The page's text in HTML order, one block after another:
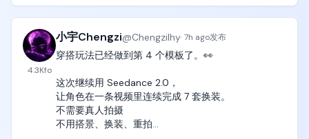
4.3Kfo
小宇Chengzi@Chengzilhy·7h ago发布
穿搭玩法已经做到第 4 个模板了。👀
这次继续用 Seedance 2.0，
让角色在一条视频里连续完成 7 套换装。
不需要真人拍摄
不用搭景、换装、重拍